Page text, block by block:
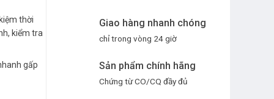
Giao hàng nhanh chóng
chỉ trong vòng 24 giờ
Sản phẩm chính hãng
Chứng từ CO/CQ đầy đủ
thời
kiểm tra
gấp